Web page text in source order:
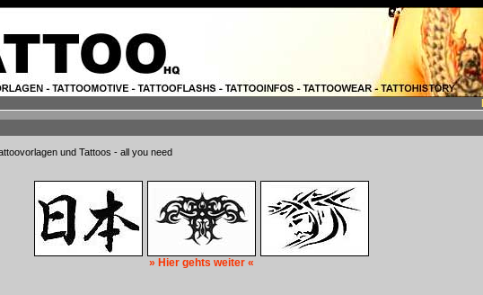
und Tattoos - all you need
» Hier gehts weiter «